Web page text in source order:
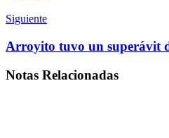
Siguiente
Arroyito tuvo un superávit
Notas Relacionadas